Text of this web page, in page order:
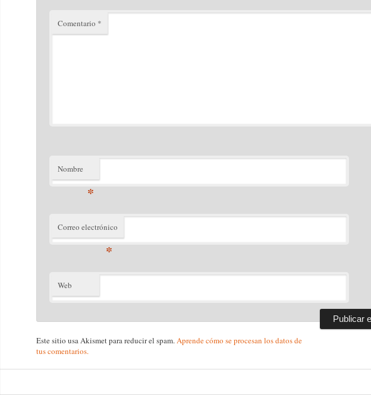
Comentario *
Nombre
*
Correo electrónico
*
Web
Este sitio usa Akismet para reducir el spam. Aprende cómo se procesan los datos de
tus comentarios.